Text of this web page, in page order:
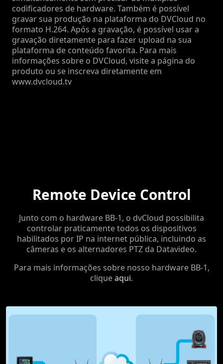
codificadores de hardware. Também é possível
gravar sua produção na plataforma do DVCloud no
formato H.264. Após a gravação, é possível usar a
gravação diretamente para fazer upload na sua
plataforma de conteúdo favorita. Para mais
informações sobre o DVCloud, visite a página do
produto ou se inscreva diretamente em
www.dvcloud.tv
Remote Device Control
Junto com o hardware BB-1, o dvCloud possibilita
controlar praticamente todos os dispositivos
habilitados por IP na internet pública, incluindo as
câmeras e os alternadores PTZ da Datavideo.
Para mais informações sobre nosso hardware BB-1,
cliqueaqui.